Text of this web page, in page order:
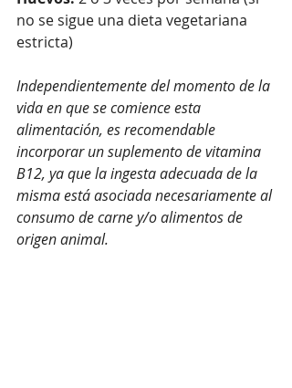
no se sigue una dieta vegetariana
estricta)
Independientemente del momento de la
vida en que se comience esta
alimentación, es recomendable
incorporar un suplemento de vitamina
B12, ya que la ingesta adecuada de la
misma está asociada necesariamente al
consumo de carne y/o alimentos de
origen animal.